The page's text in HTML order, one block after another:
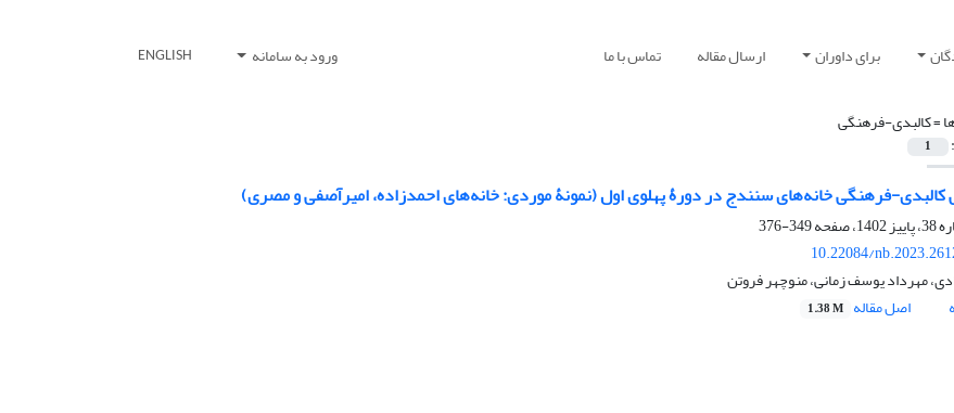
برای داوران ارسال مقاله تماس با ما ورود به سامانه ENGLISH
=کالبدی-فرهنگی
1
فرهنگی خانه‌های سنندج در دورۀ پهلوی اول (نمونۀ موردی: خانه‌های احمدزاده، امیرآصفی و مصری)
349-376
10.22084/
مهرداد یوسف زمانی، منوچهر فروتن
اصل مقاله 1.38 M